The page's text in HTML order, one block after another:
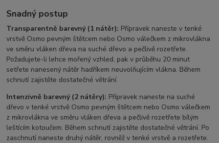
Snadný postup
Transparentně barevný (1 nátěr): Přípravek naneste v tenké
vrstvě Osmo pevným štětcem nebo Osmo válečkem z mikrovlákna
ve směru vláken dřeva na suché dřevo a pečlivě rozetřete.
Požadujete-li lehce mořený vzhled, pak v průběhu 20 minut
setřete nanesený nátěr hadříkem neuvolňujícím vlákna. Během
schnutí zajistěte dostatečné větrání.
Intenzivně barevný (2 nátěry): Přípravek naneste na suché
dřevo v tenké vrstvě Osmo pevným štětcem nebo Osmo válečkem
z mikrovlákna ve směru vláken dřeva a pečlivě rozetřete bílým
leštícím kotoučem. Během schnutí zajistěte dostatečné větrání. Po
zaschnutí naneste druhý nátěr, rovněž v tenké vrstvě a rozetřete.